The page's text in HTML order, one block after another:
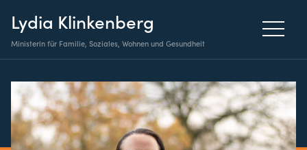
Lydia Klinkenberg
Ministerin für Familie, Soziales, Wohnen und Gesundheit